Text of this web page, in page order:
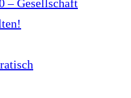
– Gesellschaft